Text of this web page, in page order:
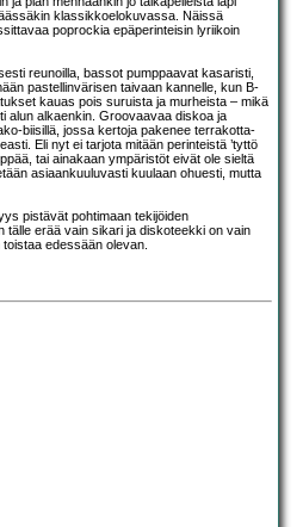
klassikkoelokuvassa. Näissä
poprockia epäperinteisin lyriikoin
reunoilla, bassot pumppaavat kasaristi,
pastellinvärisen taivaan kannelle, kun B-
kauas pois suruista ja murheista – mikä
alun alkaenkin. Groovaavaa diskoa ja
biisillä, jossa kertoja pakenee terrakotta-
Eli nyt ei tarjota mitään perinteistä ’tyttö
tai ainakaan ympäristöt eivät ole sieltä
asiaankuuluvasti kuulaan ohuesti, mutta
pistävät pohtimaan tekijöiden
tälle erää vain sikari ja diskoteekki on vain
edessään olevan.